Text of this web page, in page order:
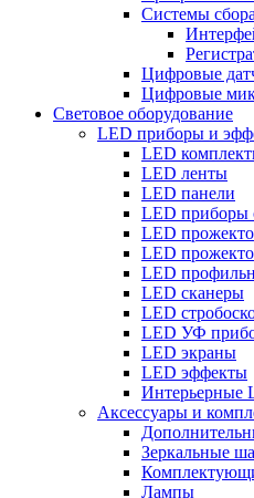
Системы
Цифровые
Цифровые
Световое оборудование
LED приборы и
LED
LED ленты
LED панели
LED приборы
LED
LED
LED
LED сканеры
LED
LED УФ
LED экраны
LED эффекты
Интерьерные
Аксессуары и
Зеркальные
Лампы